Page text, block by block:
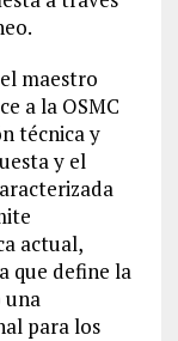
maestro
a la OSMC
técnica y
y el
actual,
que define la
una
para los